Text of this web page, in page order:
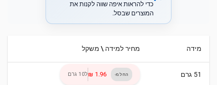
כדי להראות איפה שווה לקנות את
המוצרים שבסל.
מידה מחיר למידה \ משקל
51 גרם החל מ- ל10 גרם